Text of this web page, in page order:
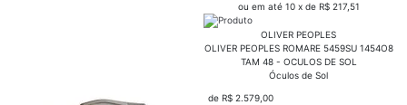
ou em até 10 x de R$ 217,51
OLIVER PEOPLES
OLIVER PEOPLES ROMARE 5459SU 1454O8
TAM 48 - OCULOS DE SOL
Óculos de Sol
de R$ 2.579,00